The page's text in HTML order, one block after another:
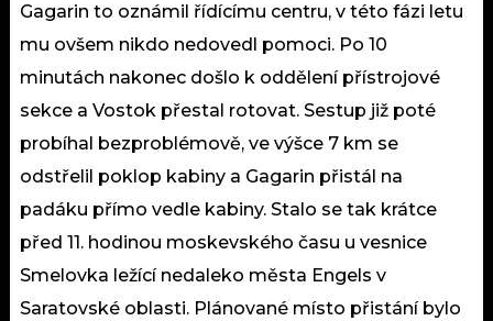
Gagarin to oznámil řídícímu centru, v této fázi letu
mu ovšem nikdo nedovedl pomoci. Po 10
minutách nakonec došlo k oddělení přístrojové
sekce a Vostok přestal rotovat. Sestup již poté
probíhal bezproblémově, ve výšce 7 km se
odstřelil poklop kabiny a Gagarin přistál na
padáku přímo vedle kabiny. Stalo se tak krátce
před 11. hodinou moskevského času u vesnice
Smelovka ležící nedaleko města Engels v
Saratovské oblasti. Plánované místo přistání bylo